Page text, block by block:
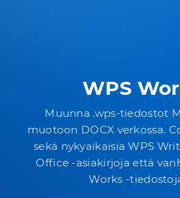
WPS
Muunna .wps-tiedostot
muotoon DOCX verkossa.
sekä nykyaikaisia WPS
Office -asiakirjoja että
Works -